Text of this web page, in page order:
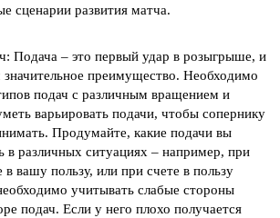
сценарии развития матча.
Подача – это первый удар в розыгрыше, и
преимущество. Необходимо
подач с различным вращением и
варьировать подачи, чтобы сопернику
Продумайте, какие подачи вы
в различных ситуациях – например, при
в вашу пользу, или при счете в пользу
учитывать слабые стороны
подач. Если у него плохо получается